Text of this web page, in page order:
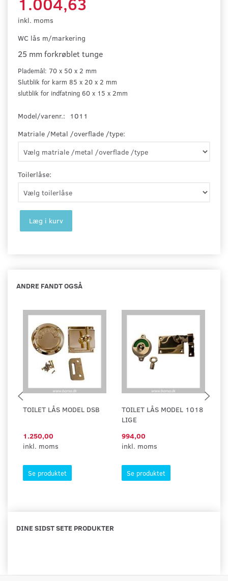
inkl. moms
WC lås m/markering
25 mm forkrøblet tunge
Plademål: 70 x 50 x 2 mm
Slutblik for karm 85 x 20 x 2 mm
slutblik for indfatning 60 x 15 x 2mm
Model/varenr.:
1011
Matriale /Metal /overflade /type:
Toilerlåse:
Læg i kurv
ANDRE FANDT OGSÅ
TOILET LÅS MODEL DSB
1.250,00
inkl. moms
Se produktet
TOILET LÅS MODEL 1018
LIGE
994,00
inkl. moms
Se produktet
DINE SIDST SETE PRODUKTER